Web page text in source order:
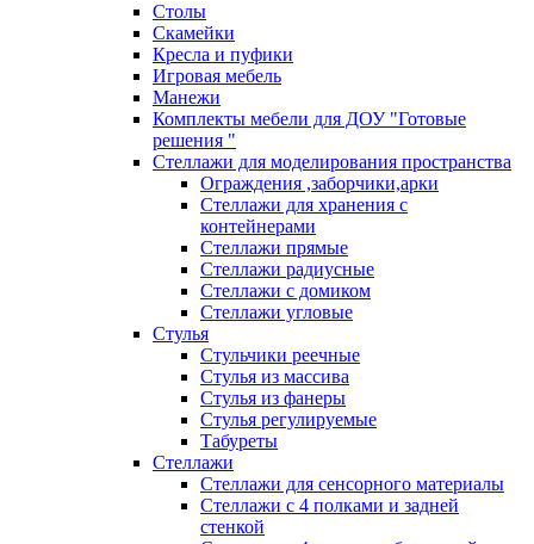
Столы
Скамейки
Кресла и пуфики
Игровая мебель
Манежи
Комплекты мебели для ДОУ "Готовые
решения "
Стеллажи для моделирования пространства
Ограждения ,заборчики,арки
Стеллажи для хранения с
контейнерами
Стеллажи прямые
Стеллажи радиусные
Стеллажи с домиком
Стеллажи угловые
Стулья
Стульчики реечные
Стулья из массива
Стулья из фанеры
Стулья регулируемые
Табуреты
Стеллажи
Стеллажи для сенсорного материалы
Стеллажи с 4 полками и задней
стенкой